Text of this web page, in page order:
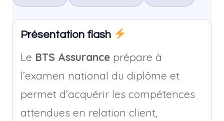
Présentation flash
Le BTS Assurance prépare à
l’examen national du diplôme et
permet d’acquérir les compétences
attendues en relation client,